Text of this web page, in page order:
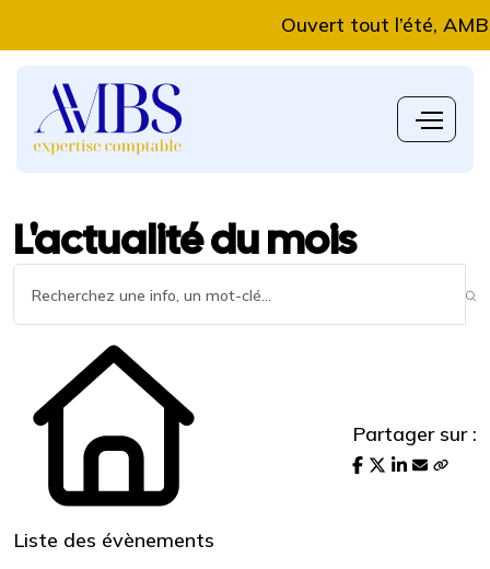
Ouvert tout l’été, AMBS
L'actualité du mois
Liste des évènements
Partager sur :